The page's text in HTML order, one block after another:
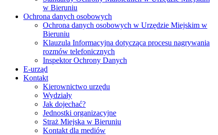
w Bieruniu
Ochrona danych osobowych
Ochrona danych osobowych w Urzędzie Miejskim w
Bieruniu
Klauzula Informacyjna dotycząca procesu nagrywania
rozmów telefonicznych
Inspektor Ochrony Danych
E-urząd
Kontakt
Kierownictwo urzędu
Wydziały
Jak dojechać?
Jednostki organizacyjne
Straż Miejska w Bieruniu
Kontakt dla mediów